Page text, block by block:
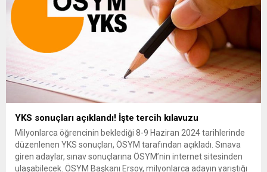
YKS sonuçları açıklandı! İşte tercih kılavuzu
Milyonlarca öğrencinin beklediği 8-9 Haziran 2024 tarihlerinde
düzenlenen YKS sonuçları, ÖSYM tarafından açıkladı. Sınava
giren adaylar, sınav sonuçlarına ÖSYM’nin internet sitesinden
ulaşabilecek. ÖSYM Başkanı Ersoy, milyonlarca adayın yarıştığı